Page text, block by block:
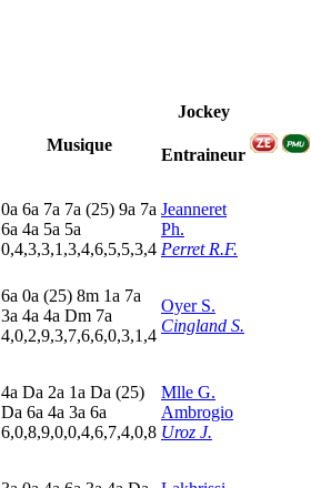
Musique
Jockey
Entraineur
0a 6a 7a 7a (25) 9a 7a
6a 4a 5a 5a
0,4,3,3,1,3,4,6,5,5,3,4
Jeanneret
Ph.
Perret R.F.
6a 0a (25) 8m 1a 7a
3a 4a 4a Dm 7a
4,0,2,9,3,7,6,6,0,3,1,4
Oyer S.
Cingland S.
4a Da 2a 1a Da (25)
Da 6a 4a 3a 6a
6,0,8,9,0,0,4,6,7,4,0,8
Mlle G.
Ambrogio
Uroz J.